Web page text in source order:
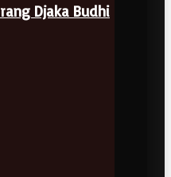
Djaka Budhi